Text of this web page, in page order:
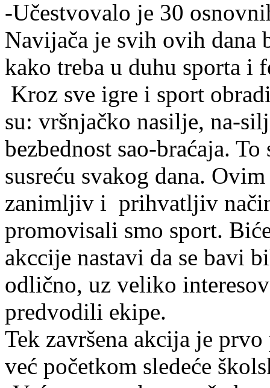
-Učestvovalo je 30
Navijača je svih ovih
kako treba u duhu sporta i
Kroz sve igre i sport
su: vršnjačko nasilje, na-
bezbednost sao-braćaja.
susreću svakog dana.
zanimljiv i prihvatljiv način
promovisali smo sport.
akccije nastavi da se bavi
odlično, uz veliko
predvodili ekipe.
Tek završena akcija je
već početkom sledeće